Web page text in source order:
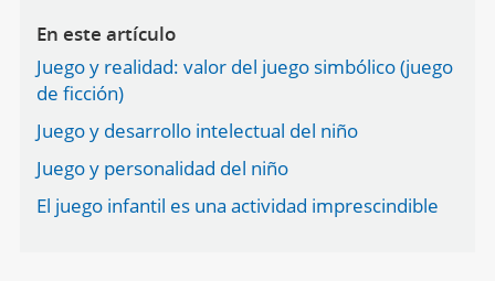
En este artículo
Juego y realidad: valor del juego simbólico (juego
de ficción)
Juego y desarrollo intelectual del niño
Juego y personalidad del niño
El juego infantil es una actividad imprescindible